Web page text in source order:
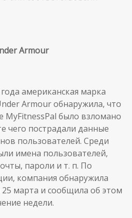
Armour
американская марка
Armour обнаружила, что
MyFitnessPal было взломано
чего пострадали данные
пользователей. Среди
имена пользователей,
пароли и т. п. По
компания обнаружила
марта и сообщила об этом
недели.